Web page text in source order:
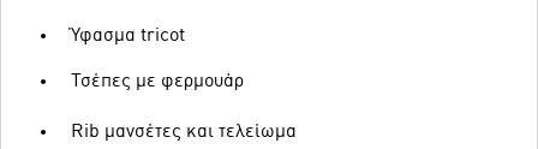
Ύφασμα tricot
Τσέπες με φερμουάρ
Rib μανσέτες και τελείωμα